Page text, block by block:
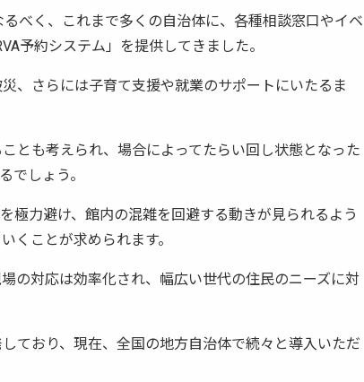
べく、これまで多くの自治体に、各種相談窓口やイベ
予約システム」を提供してきました。
、さらには子育て支援や就業のサポートにいたるま
とも考えられ、場合によってたらい回し状態となった
でしょう。
極力避け、館内の混雑を回避する動きが見られるよう
くことが求められます。
の対応は効率化され、幅広い世代の住民のニーズに対
ており、現在、全国の地方自治体で続々と導入いただ